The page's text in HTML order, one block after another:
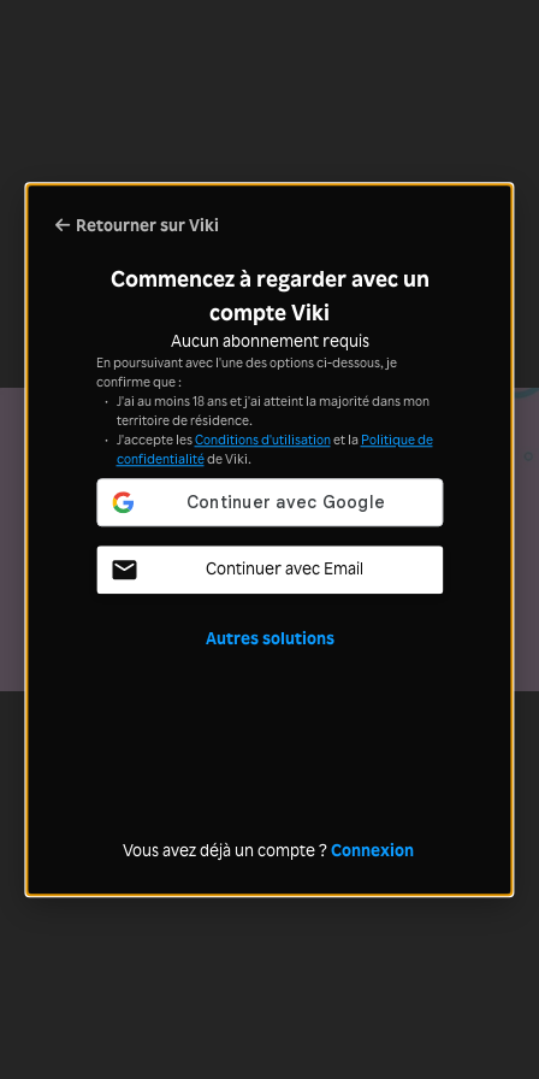
Retourner sur Viki
Commencez à regarder avec un
compte Viki
Aucun abonnement requis
En poursuivant avec l'une des options ci-dessous, je
confirme que :
J'ai au moins 18 ans et j'ai atteint la majorité dans mon
territoire de résidence.
J'accepte lesConditions d'utilisationet la Politique de
confidentialitéde Viki.
Continuer avec Email
Autres solutions
Vous avez déjà un compte ?Connexion